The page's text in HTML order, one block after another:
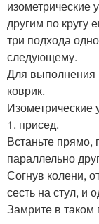
изометрические
другим по кругу
три подхода
следующему.
Для выполнения
коврик.
Изометрические
1. присед.
Встаньте прямо,
параллельно
Согнув колени,
сесть на стул, и
Замрите в